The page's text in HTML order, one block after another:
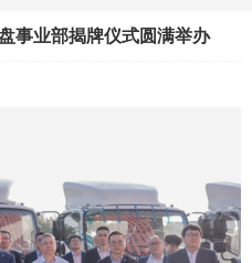
事业部揭牌仪式圆满举办